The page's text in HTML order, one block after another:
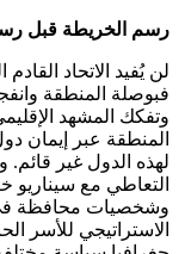
رسم الخريطة قبل
لن يُفيد الاتحاد
فبوصلة المنطقة
وتفكك المشهد
المنطقة عبر إيمان
لهذه الدول غير قائم.
التعاطي مع سيناريو
وشخصيات محافظة في
الاستراتيجي للأسر